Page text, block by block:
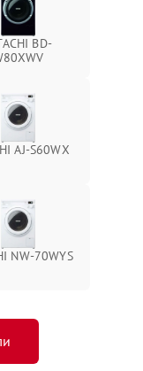
BD-
AJ-S60WX
NW-70WYS